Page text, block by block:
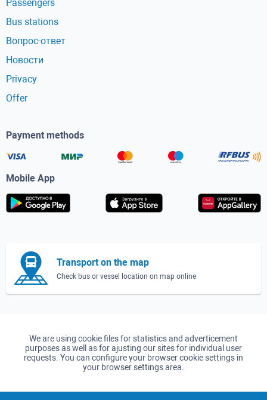
Passengers
Bus stations
Вопрос-ответ
Новости
Privacy
Offer
Payment methods
Mobile App
Transport on the map
Check bus or vessel location on map online
We are using cookie files for statistics and adverticement
purposes as well as for ajusting our sites for individual user
requests. You can configure your browser cookie settings in
your browser settings area.